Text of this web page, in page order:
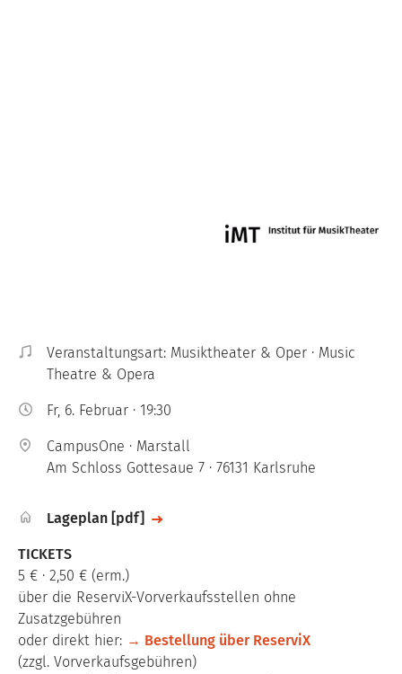
Image
Veranstaltungsart: Musiktheater & Oper · Music
Theatre & Opera
Fr, 6. Februar · 19:30
CampusOne · Marstall
Am Schloss Gottesaue 7 · 76131 Karlsruhe
File
Lageplan [pdf]
TICKETS
5 € · 2,50 € (erm.)
über die ReserviX-Vorverkaufsstellen ohne
Zusatzgebühren
oder direkt hier: → Bestellung über ReserviX
(zzgl. Vorverkaufsgebühren)